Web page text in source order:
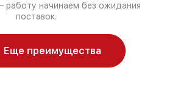
работу начинаем без ожидания
поставок.
Еще преимущества